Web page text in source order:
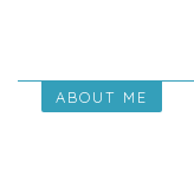
ABOUT ME